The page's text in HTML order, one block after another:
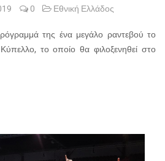
0 Εθνική Ελλάδος
της ένα μεγάλο ραντεβού το
το οποίο θα φιλοξενηθεί στο